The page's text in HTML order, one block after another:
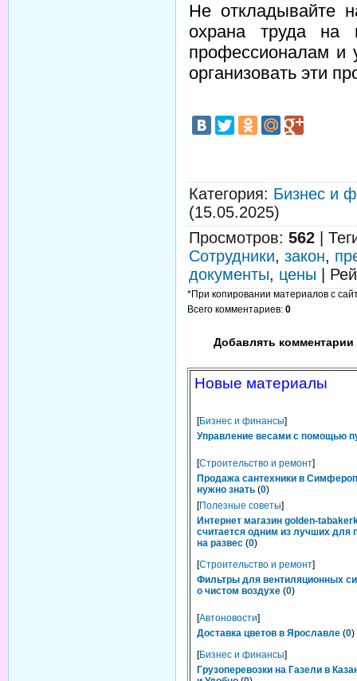
Не откладывайте
охрана труда на
профессионалам и
организовать эти
Категория: Бизнес и
(15.05.2025)
Просмотров: 562
Сотрудники, закон,
документы, цены
*При копировании материалов с
Всего комментариев: 0
Добавлять комментарии
Новые материалы
[Бизнес и финансы]
Управление весами с помощью
[Строительство и ремонт]
Продажа сантехники в
нужно знать (0)
[Полезные советы]
Интернет магазин golden-
считается одним из лучших для
на развес (0)
[Строительство и ремонт]
Фильтры для вентиляционных
о чистом воздухе (0)
[Автоновости]
Доставка цветов в Ярославле (0)
[Бизнес и финансы]
Грузоперевозки на Газели в